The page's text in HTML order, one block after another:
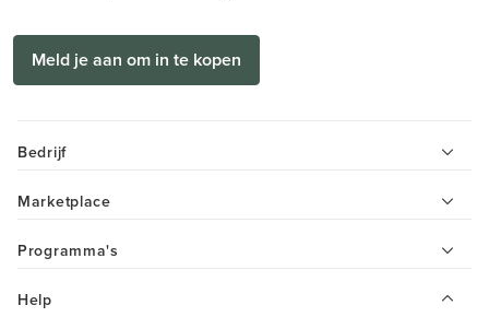
Meld je aan om in te kopen
Bedrijf
Marketplace
Programma's
Help